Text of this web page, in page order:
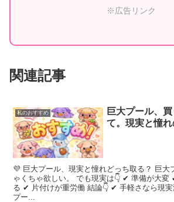
※広告リンク
関連記事
私のおすすめ
巨大プール、
て。現実と憧
💜 巨大プール、現実と憧れどっち取る？ 巨
ゃくちゃ欲しい。 でも現実は👇 ✔ 準備が大
る ✔ 片付けが重労働 結論👇 ✔ 手軽さなら現
プー...